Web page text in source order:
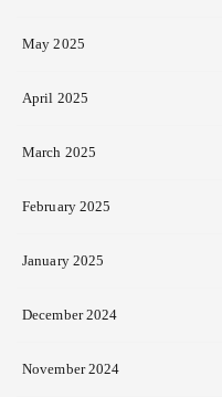
May 2025
April 2025
March 2025
February 2025
January 2025
December 2024
November 2024